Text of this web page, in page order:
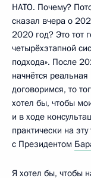
НАТО. Почему?
сказал вчера о
2020 год? Это тот
четырёхэтапной
подхода». После
начнётся
договоримся, то
хотел бы, чтобы
и в ходе
практически на
с Президентом
Я хотел бы, чтобы